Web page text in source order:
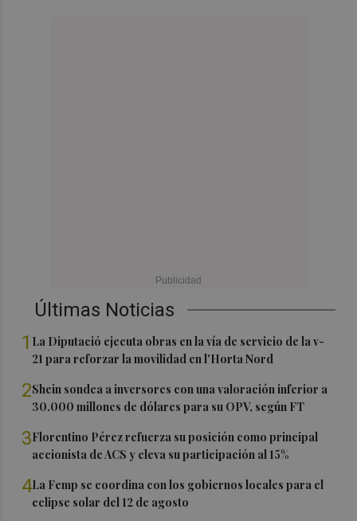
Últimas Noticias
1 La Diputació ejecuta obras en la vía de servicio de la v-
21 para reforzar la movilidad en l'Horta Nord
2Shein sondea a inversores con una valoración inferior a
30.000 millones de dólares para su OPV, según FT
3Florentino Pérez refuerza su posición como principal
accionista de ACS y eleva su participación al 15%
4La Femp se coordina con los gobiernos locales para el
eclipse solar del 12 de agosto